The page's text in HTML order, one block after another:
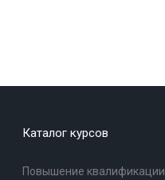
Каталог курсов
Повышение квалификации